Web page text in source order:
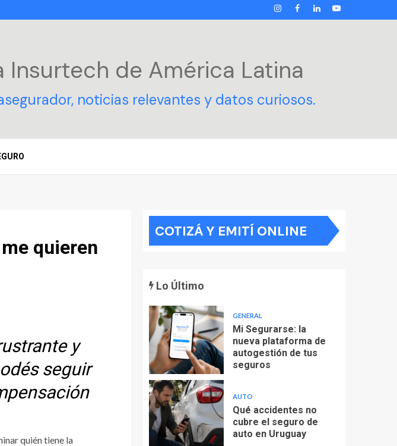
INSTAGRAM
FACEBOOK
LINKEDIN
YOUTUBE
Insurtech de América Latina
noticias relevantes y datos curiosos.
quieren
y
seguir
quién tiene la
COTIZÁ Y EMITÍ ONLINE
Lo Último
GENERAL
Mi Segurarse: la
nueva plataforma de
autogestión de tus
seguros
AUTO
Qué accidentes no
cubre el seguro de
auto en Uruguay